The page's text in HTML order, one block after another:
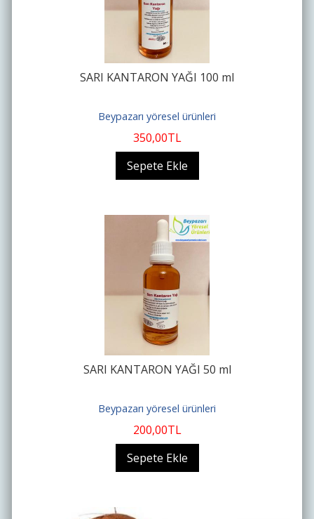
SARI KANTARON YAĞI 100 ml
Beypazarı yöresel ürünleri
350,00TL
Sepete Ekle
SARI KANTARON YAĞI 50 ml
Beypazarı yöresel ürünleri
200,00TL
Sepete Ekle